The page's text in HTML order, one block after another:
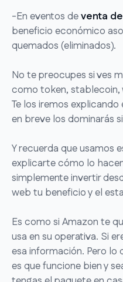
-En eventos deventa
beneficio económico
quemados (eliminados).
No te preocupes si ves
como token, stablecoin,
Te los iremos
en breve los dominarás
Y recuerda que usamos
explicarte cómo lo
simplemente invertir
web tu beneficio y el
Es como si Amazon te
usa en su operativa. Si
esa información. Pero
es que funcione bien y